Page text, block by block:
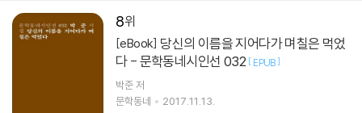
8
[eBook]
다 - 문학동네시인선 032 [ EPUB]
박준저
문학동네
2017.11.13.